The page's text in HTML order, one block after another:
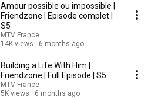
Amour possible ou impossible |
Friendzone | Episode complet |
S5
MTV France
14K views
6 months ago
Building a Life With Him |
Friendzone | Full Episode | S5
MTV France
5K views
6 months ago